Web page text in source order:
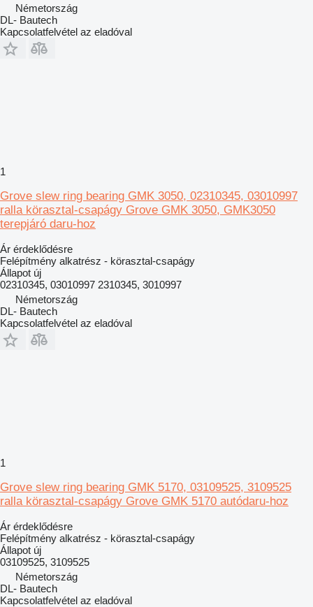
Németország
DL- Bautech
Kapcsolatfelvétel az eladóval
1
Grove slew ring bearing GMK 3050, 02310345, 03010997
ralla körasztal-csapágy Grove GMK 3050, GMK3050
terepjáró daru-hoz
Ár érdeklődésre
Felépítmény alkatrész - körasztal-csapágy
Állapot új
02310345, 03010997 2310345, 3010997
Németország
DL- Bautech
Kapcsolatfelvétel az eladóval
1
Grove slew ring bearing GMK 5170, 03109525, 3109525
ralla körasztal-csapágy Grove GMK 5170 autódaru-hoz
Ár érdeklődésre
Felépítmény alkatrész - körasztal-csapágy
Állapot új
03109525, 3109525
Németország
DL- Bautech
Kapcsolatfelvétel az eladóval